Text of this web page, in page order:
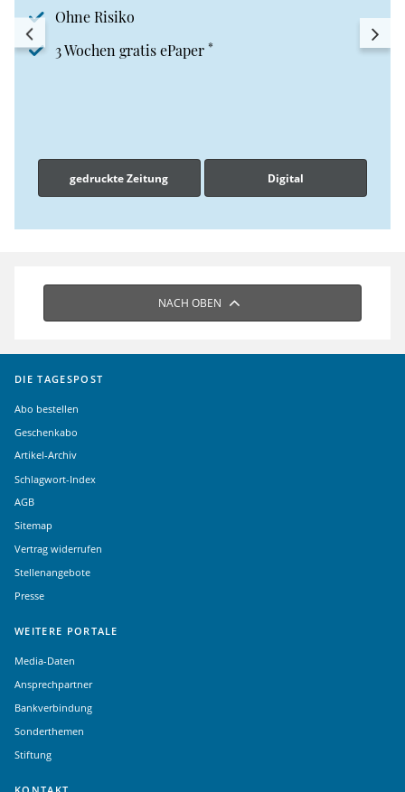
Ohne Risiko
3 Wochen gratis ePaper *
gedruckte Zeitung Digital
NACH OBEN
DIE TAGESPOST
Abo bestellen
Geschenkabo
Artikel-Archiv
Schlagwort-Index
AGB
Sitemap
Vertrag widerrufen
Stellenangebote
Presse
WEITERE PORTALE
Media-Daten
Ansprechpartner
Bankverbindung
Sonderthemen
Stiftung